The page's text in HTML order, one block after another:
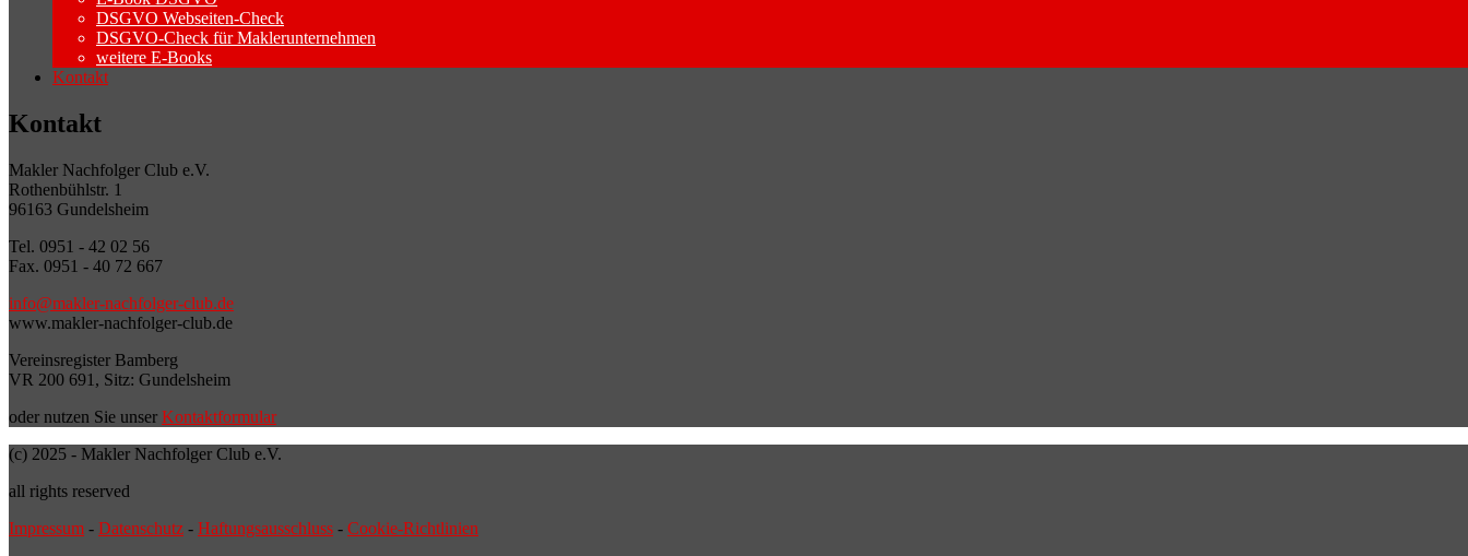
DSGVO Webseiten-Check
DSGVO-Check für Maklerunternehmen
weitere E-Books
Kontakt
Kontakt
Makler Nachfolger Club e.V.
Rothenbühlstr. 1
96163 Gundelsheim
Tel. 0951 - 42 02 56
Fax. 0951 - 40 72 667
info@makler-nachfolger-club.de
www.makler-nachfolger-club.de
Vereinsregister Bamberg
VR 200 691, Sitz: Gundelsheim
oder nutzen Sie unser Kontaktformular
(c) 2025 - Makler Nachfolger Club e.V.
all rights reserved
Impressum - Datenschutz - Haftungsausschluss - Cookie-Richtlinien